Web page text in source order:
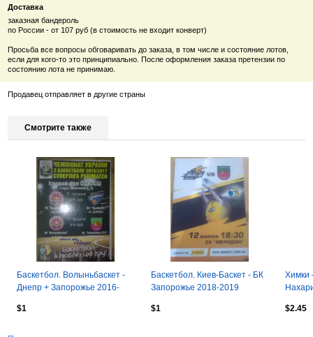
Доставка
заказная бандероль
по России - от 107 руб (в стоимость не входит конверт)
Просьба все вопросы обговаривать до заказа, в том числе и состояние лотов,
если для кого-то это принципиально. После оформления заказа претензии по
состоянию лота не принимаю.
Продавец отправляет в другие страны
Смотрите также
Баскетбол. Волыньбаскет -
Днепр + Запорожье 2016-
$1
Баскетбол. Киев-Баскет - БК
Запорожье 2018-2019
$1
Химки
$2.45